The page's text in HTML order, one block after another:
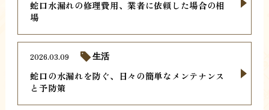
蛇口水漏れの修理費用、業者に依頼した場合の相
場
蛇口の水漏れを防ぐ、日々の簡単なメンテナンス
と予防策
2026.03.09 生活